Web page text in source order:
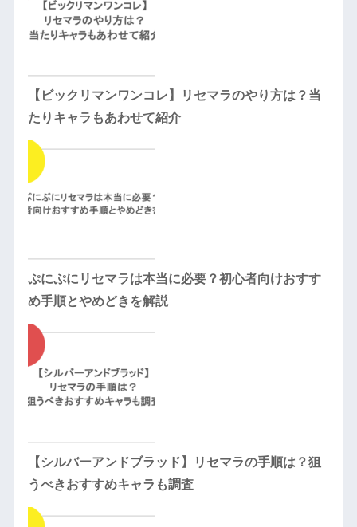
【ビックリマンワンコレ】リセマラのやり方は？当
たりキャラもあわせて紹介
ぷにぷにリセマラは本当に必要？初心者向けおすす
め手順とやめどきを解説
【シルバーアンドブラッド】リセマラの手順は？狙
うべきおすすめキャラも調査